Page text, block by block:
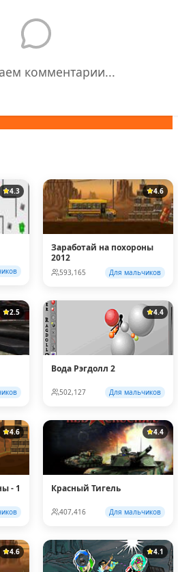
комментарии...
4.3 4.6
Заработай на похороны
2012
593,165 Для мальчиков
2.5 4.4
Вода Рэгдолл 2
502,127 Для мальчиков
4.6
- 1
4.4
Красный Тигель
407,416 Для мальчиков
4.6 4.1